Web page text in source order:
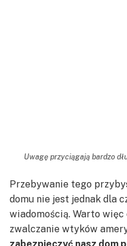
Uwagę przyciągają bardzo
Przebywanie tego
domu nie jest jednak dla
wiadomością. Warto
zwalczanie wtyków